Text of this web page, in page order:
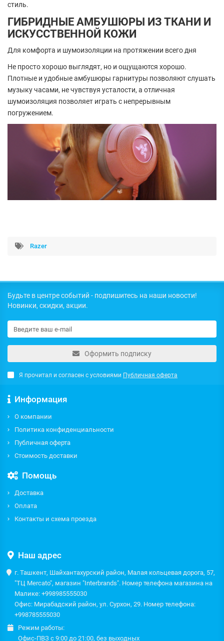
стиль.
ГИБРИДНЫЕ АМБУШЮРЫ ИЗ ТКАНИ И
ИСКУССТВЕННОЙ КОЖИ
Для комфорта и шумоизоляции на протяжении всего дня
Не просто хорошо выглядят, но и ощущаются хорошо.
Плотные и удобные амбушюры гарнитуры позволяют слушать
музыку часами, не чувствуя усталости, а отличная
шумоизоляция позволяет играть с непрерывным
погружением.
Razer
Будьте в центре событий - подпишитесь на наши новости!
Новинки, скидки, акции.
Оформить подписку
Я прочитал и согласен с условиями Публичная оферта
Информация
О компании
Политика конфиденциальности
Публичная оферта
Стоимость доставки
Помощь
Доставка
Оплата
Контакты и схема проезда
Наш адрес
г. Ташкент, Шайхантахурский район, Малая кольцевая дорога, 57,
"ТЦ Mercato", магазин "Interbrands". Номер телефона магазина на
Малике: +998985555030
Офис: Мирабадский район, ул. Сурхон, 29. Номер телефона:
+998785555030
Режим работы:
Офис-ПВЗ с 9:00 до 21:00, без выходных